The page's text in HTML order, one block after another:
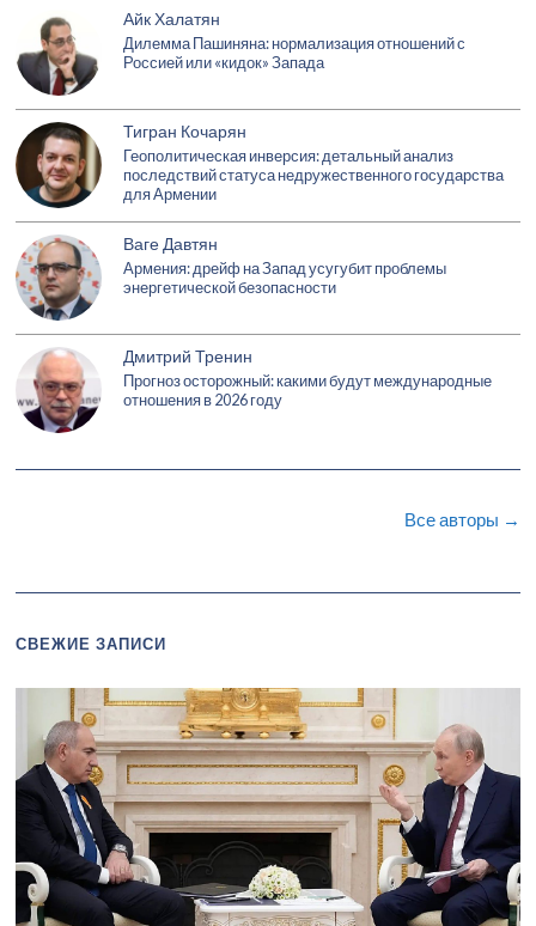
Айк Халатян
Дилемма Пашиняна: нормализация отношений с
Россией или «кидок» Запада
Тигран Кочарян
Геополитическая инверсия: детальный анализ
последствий статуса недружественного государства
для Армении
Ваге Давтян
Армения: дрейф на Запад усугубит проблемы
энергетической безопасности
Дмитрий Тренин
Прогноз осторожный: какими будут международные
отношения в 2026 году
Все авторы →
СВЕЖИЕ ЗАПИСИ